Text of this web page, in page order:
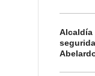
Alcaldía